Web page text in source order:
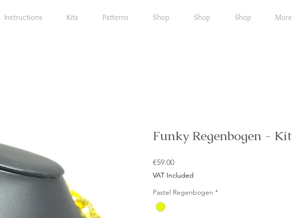
Instructions Kits Patterns Shop Shop Shop More
Funky Regenbogen - Kit
€59.00Price
VAT Included
Pastel Regenbogen *